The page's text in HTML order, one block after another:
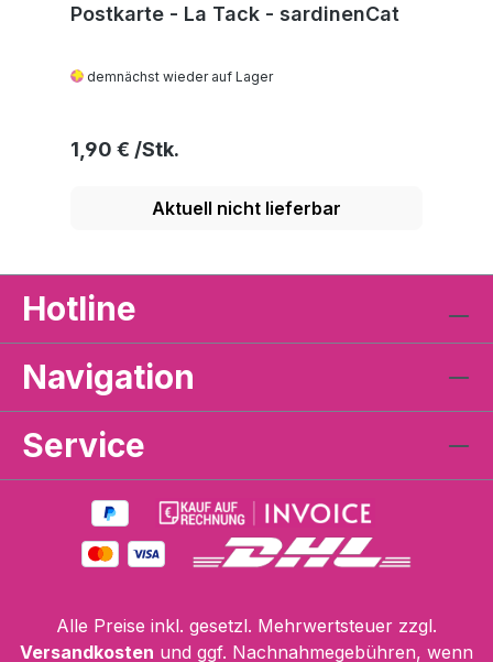
Postkarte - La Tack - sardinenCat
demnächst wieder auf Lager
Regulärer Preis:
1,90 €
Aktuell nicht lieferbar
Hotline
Navigation
Service
Alle Preise inkl. gesetzl. Mehrwertsteuer zzgl.
Versandkosten und ggf. Nachnahmegebühren, wenn